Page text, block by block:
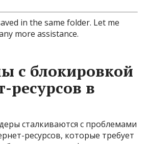
in the same folder. Let me
more assistance.
с блокировкой
ресурсов в
сталкиваются с проблемами
ресурсов, которые требует